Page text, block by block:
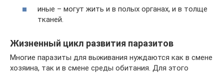
иные – могут жить и в полых органах, и в толще
тканей.
Жизненный цикл развития паразитов
Многие паразиты для выживания нуждаются как в смене
хозяина, так и в смене среды обитания. Для этого